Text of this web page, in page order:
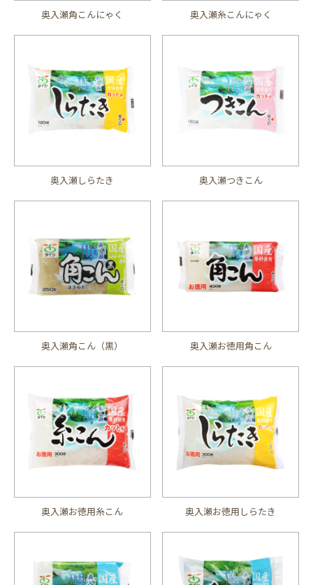
奥入瀬角こんにゃく 奥入瀬糸こんにゃく
奥入瀬しらたき 奥入瀬つきこん
奥入瀬角こん（黒） 奥入瀬お徳用角こん
奥入瀬お徳用糸こん 奥入瀬お徳用しらたき